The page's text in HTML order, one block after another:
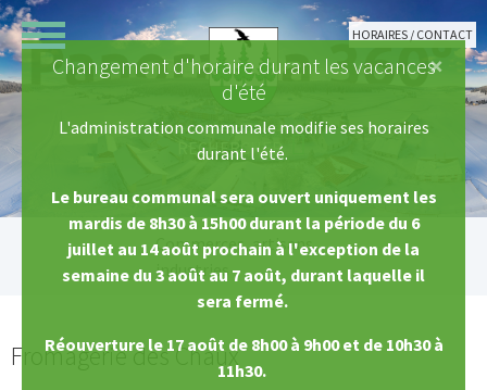
Aller au contenu principal
HORAIRES / CONTACT
Changement d'horaire durant les vacances
d'été
L'administration communale modifie ses horaires
durant l'été.
Le bureau communal sera ouvert uniquement les
mardis de 8h30 à 15h00 durant la période du 6
juillet au 14 août prochain à l'exception de la
semaine du 3 août au 7 août, durant laquelle il
sera fermé.
Réouverture le 17 août de 8h00 à 9h00 et de 10h30 à
11h30.
×
Vous êtes ici:
Commerces, artisans,
industries
Fromagerie des Chaux